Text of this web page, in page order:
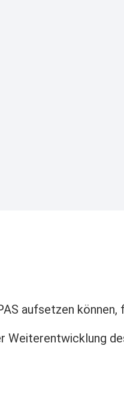
aufsetzen können,
Weiterentwicklung